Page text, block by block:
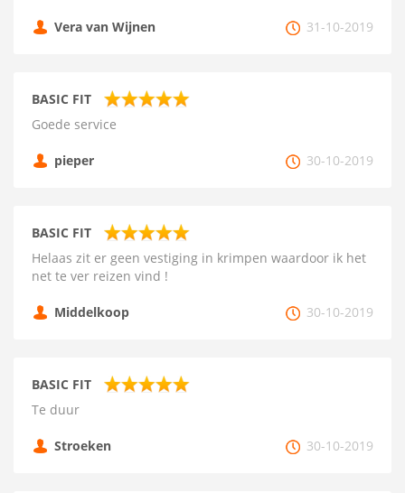
Vera van Wijnen 31-10-2019
BASIC FIT
Goede service
pieper 30-10-2019
BASIC FIT
Helaas zit er geen vestiging in krimpen waardoor ik het
net te ver reizen vind !
Middelkoop 30-10-2019
BASIC FIT
Te duur
Stroeken 30-10-2019